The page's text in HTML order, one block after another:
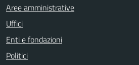
Aree amministrative
Uffici
Enti e fondazioni
Politici